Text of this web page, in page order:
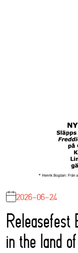
2026-06-24
Releasefest
in the land